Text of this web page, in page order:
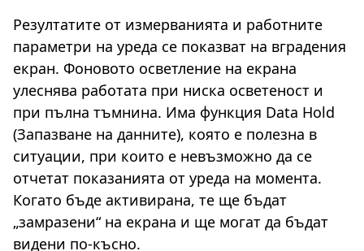
Резултатите от измерванията и работните
параметри на уреда се показват на вградения
екран. Фоновото осветление на екрана
улеснява работата при ниска осветеност и
при пълна тъмнина. Има функция Data Hold
(Запазване на данните), която е полезна в
ситуации, при които е невъзможно да се
отчетат показанията от уреда на момента.
Когато бъде активирана, те ще бъдат
„замразени“ на екрана и ще могат да бъдат
видени по-късно.